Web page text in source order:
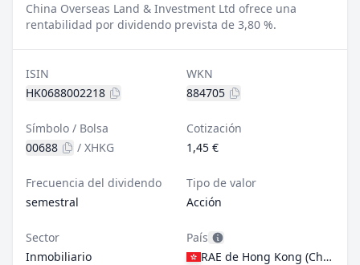
China Overseas Land & Investment Ltd ofrece una
rentabilidad por dividendo prevista de 3,80 %.
ISIN
HK0688002218
WKN
884705
Símbolo / Bolsa
00688
/ XHKG
Cotización
1,45 €
Frecuencia del dividendo
semestral
Tipo de valor
Acción
Sector
Inmobiliario
País
RAE de Hong Kong (China)